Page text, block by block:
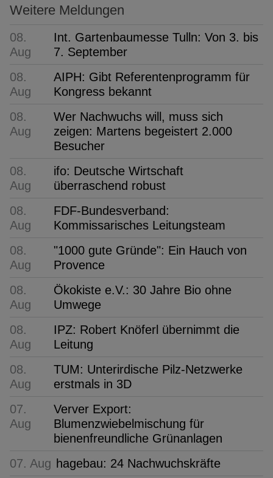
Weitere Meldungen
08.
Aug
Int. Gartenbaumesse Tulln: Von 3. bis
7. September
08.
Aug
AIPH: Gibt Referentenprogramm für
Kongress bekannt
08.
Aug
Wer Nachwuchs will, muss sich
zeigen: Martens begeistert 2.000
Besucher
08.
Aug
ifo: Deutsche Wirtschaft
überraschend robust
08.
Aug
FDF-Bundesverband:
Kommissarisches Leitungsteam
08.
Aug
"1000 gute Gründe": Ein Hauch von
Provence
08.
Aug
Ökokiste e.V.: 30 Jahre Bio ohne
Umwege
08.
Aug
IPZ: Robert Knöferl übernimmt die
Leitung
08.
Aug
TUM: Unterirdische Pilz-Netzwerke
erstmals in 3D
07.
Aug
Verver Export:
Blumenzwiebelmischung für
bienenfreundliche Grünanlagen
07. Aug hagebau: 24 Nachwuchskräfte